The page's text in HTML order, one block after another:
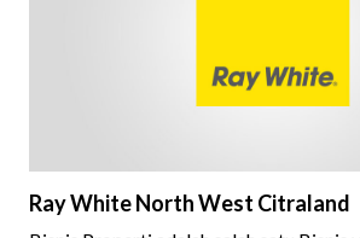
Ray White North West Citraland